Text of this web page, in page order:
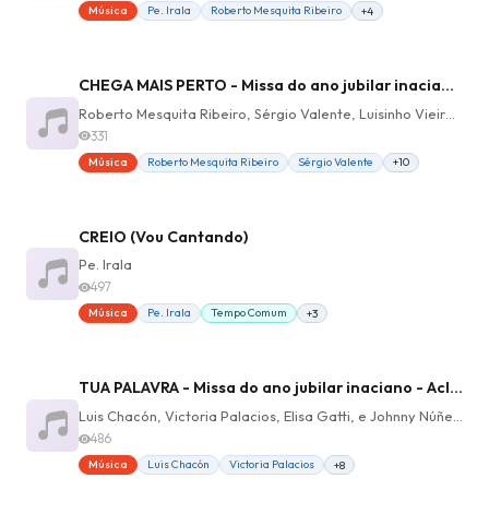
Música Pe. Irala Roberto Mesquita Ribeiro +4
CHEGA MAIS PERTO - Missa do ano jubilar inaciano - Comunhão
331
Música Roberto Mesquita Ribeiro Sérgio Valente +10
CREIO (Vou Cantando)
Pe. Irala
497
Música Pe. Irala Tempo Comum +3
TUA PALAVRA - Missa do ano jubilar inaciano - Aclamação ao evangelho
486
Música Luis Chacón Victoria Palacios +8